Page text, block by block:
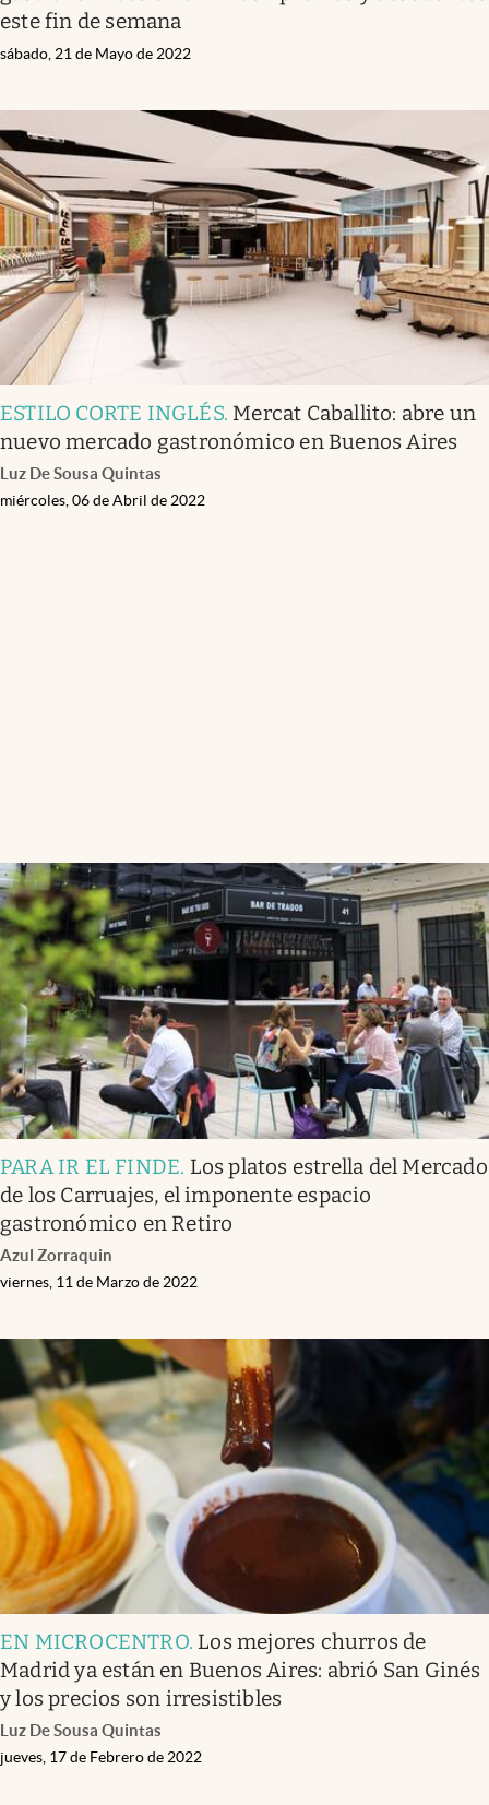
este fin de semana
sábado, 21 de Mayo de 2022
ESTILO CORTE INGLÉS. Mercat Caballito: abre un
nuevo mercado gastronómico en Buenos Aires
Luz De Sousa Quintas
miércoles, 06 de Abril de 2022
PARA IR EL FINDE. Los platos estrella del Mercado
de los Carruajes, el imponente espacio
gastronómico en Retiro
Azul Zorraquin
viernes, 11 de Marzo de 2022
EN MICROCENTRO. Los mejores churros de
Madrid ya están en Buenos Aires: abrió San Ginés
y los precios son irresistibles
Luz De Sousa Quintas
jueves, 17 de Febrero de 2022